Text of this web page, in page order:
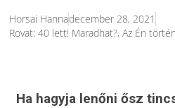
Horsai Hannadecember 28, 2021
Rovat:40 lett! Maradhat?,Az Én
Ha hagyja lenőni ősz